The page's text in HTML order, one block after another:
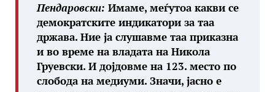
Пендаровски: Имаме, меѓутоа какви се
демократските индикатори за таа
држава. Ние ја слушавме таа приказна
и во време на владата на Никола
Груевски. И дојдовме на 123. место по
слобода на медиуми. Значи, јасно е